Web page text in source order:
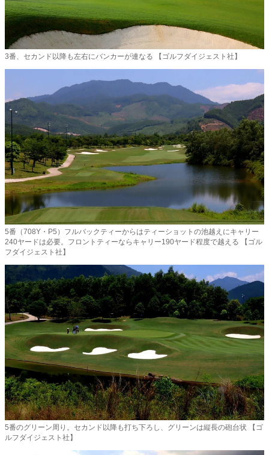
3番、セカンド以降も左右にバンカーが連なる 【ゴルフダイジェスト社】
5番（708Y・P5）フルバックティーからはティーショットの池越えにキャリー
240ヤードは必要。フロントティーならキャリー190ヤード程度で越える 【ゴル
フダイジェスト社】
5番のグリーン周り。セカンド以降も打ち下ろし、グリーンは縦長の砲台状 【ゴ
ルフダイジェスト社】